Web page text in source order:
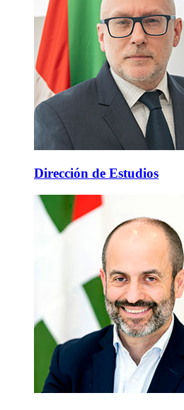
Dirección de Estudios